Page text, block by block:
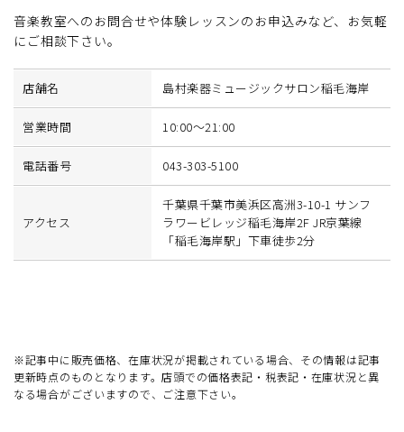
音楽教室へのお問合せや体験レッスンのお申込みなど、お気軽
にご相談下さい。
店舗名 島村楽器ミュージックサロン稲毛海岸
営業時間 10:00〜21:00
電話番号 043-303-5100
アクセス
千葉県千葉市美浜区高洲3-10-1 サンフ
ラワービレッジ稲毛海岸2F JR京葉線
「稲毛海岸駅」下車徒歩2分
※記事中に販売価格、在庫状況が掲載されている場合、その情報は記事
更新時点のものとなります。店頭での価格表記・税表記・在庫状況と異
なる場合がございますので、ご注意下さい。